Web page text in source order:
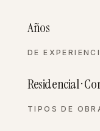
Años
DE
Residencial ·
TIPOS DE